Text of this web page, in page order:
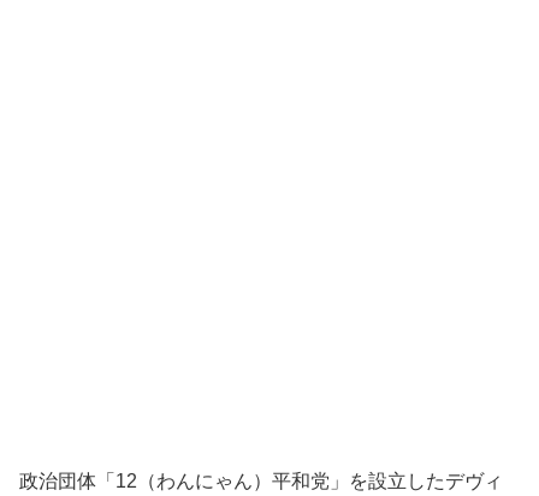
政治団体「12（わんにゃん）平和党」を設立したデヴィ